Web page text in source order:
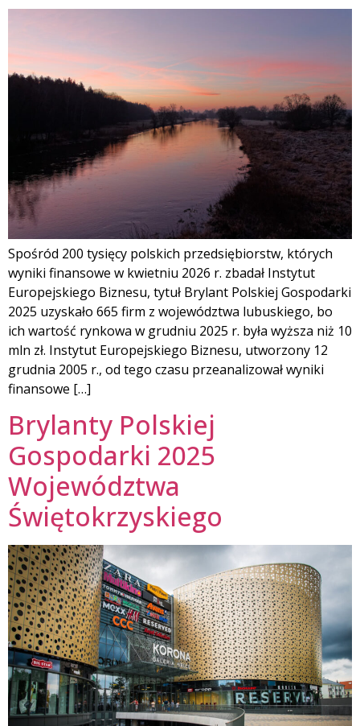
Spośród 200 tysięcy polskich przedsiębiorstw, których
wyniki finansowe w kwietniu 2026 r. zbadał Instytut
Europejskiego Biznesu, tytuł Brylant Polskiej Gospodarki
2025 uzyskało 665 firm z województwa lubuskiego, bo
ich wartość rynkowa w grudniu 2025 r. była wyższa niż 10
mln zł. Instytut Europejskiego Biznesu, utworzony 12
grudnia 2005 r., od tego czasu przeanalizował wyniki
finansowe […]
Brylanty Polskiej
Gospodarki 2025
Województwa
Świętokrzyskiego